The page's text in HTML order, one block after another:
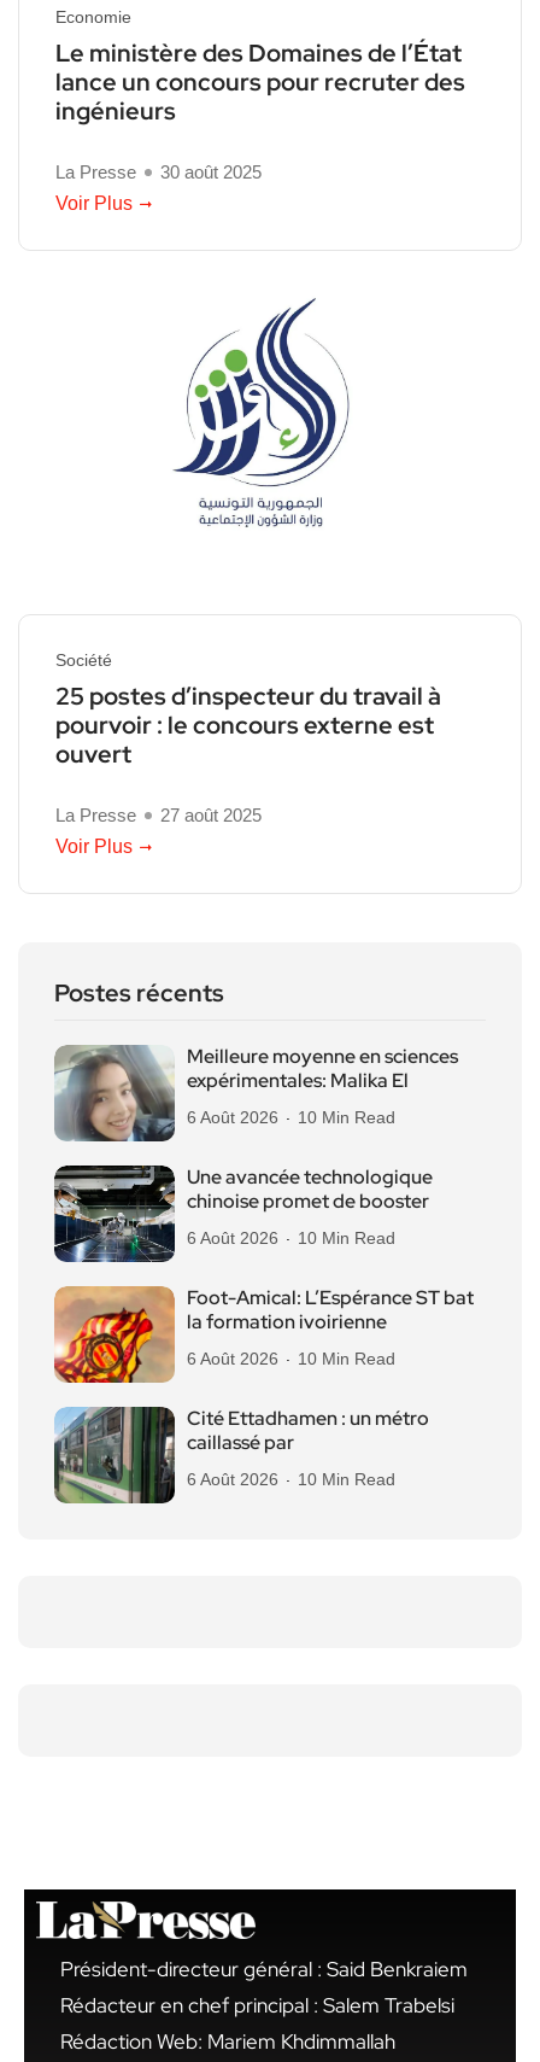
Economie
Le ministère des Domaines de l’État
lance un concours pour recruter des
ingénieurs
La Presse
30 août 2025
Voir Plus
Société
25 postes d’inspecteur du travail à
pourvoir : le concours externe est
ouvert
La Presse
27 août 2025
Voir Plus
Postes récents
Meilleure moyenne en sciences
expérimentales: Malika El
6 Août 2026 10 Min Read
Une avancée technologique
chinoise promet de booster
6 Août 2026 10 Min Read
Foot-Amical: L’Espérance ST bat
la formation ivoirienne
6 Août 2026 10 Min Read
Cité Ettadhamen : un métro
caillassé par
6 Août 2026 10 Min Read
Président-directeur général : Said Benkraiem
Rédacteur en chef principal : Salem Trabelsi
Rédaction Web: Mariem Khdimmallah